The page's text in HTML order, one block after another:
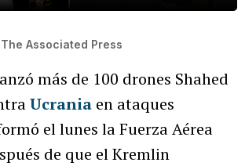
The Associated Press
más de 100 drones Shahed
Ucrania en ataques
el lunes la Fuerza Aérea
de que el Kremlin